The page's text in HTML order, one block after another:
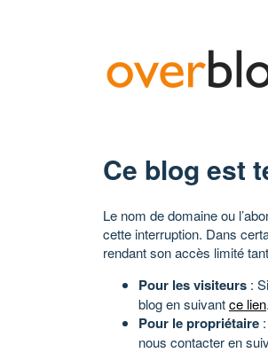
Ce blog est
Le nom de domaine ou
cette interruption. Dans
rendant son accès limité
Pour les visiteurs :
blog en suivantce lien.
Pour le propriétaire
nous contacter en